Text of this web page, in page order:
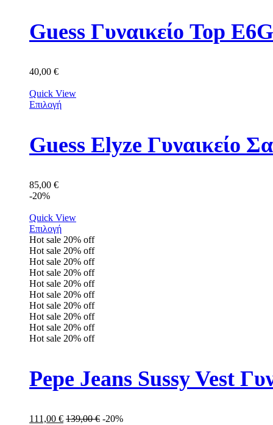
Guess Γυναικείο Top
40,00 €
Quick View
Επιλογή
Guess Elyze Γυναικείο
85,00 €
-20%
Quick View
Επιλογή
Hot sale 20% off
Hot sale 20% off
Hot sale 20% off
Hot sale 20% off
Hot sale 20% off
Hot sale 20% off
Hot sale 20% off
Hot sale 20% off
Hot sale 20% off
Hot sale 20% off
Pepe Jeans Sussy Vest
111,00 € 139,00€ -20%